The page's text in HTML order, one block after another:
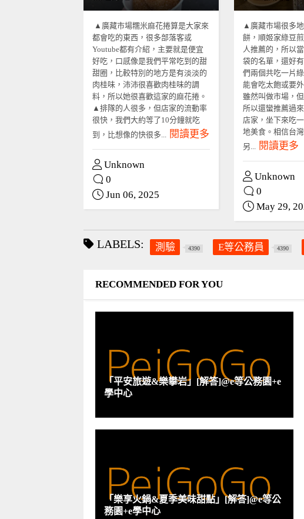
▲廣藏市場糯米麻花捲算是大家來
都會吃的東西，很多部落客或
Youtube都有介紹，主要就是便宜
好吃，口感像是我們平常吃到的甜
甜圈，比較特別的地方是有淡淡的
肉桂味，沛沛很喜歡肉桂味的調
料，所以她很喜歡這家的麻花捲。
▲排隊的人很多，但店家的流動率
很快，我們大約等了10分鐘就吃
到，比想像的快很多...
閱讀更多
Unknown
0
Jun 06, 2025
▲廣藏市場很多
餅，順姬家綠豆
人推薦的，所以
袋的名單，還好
們兩個共吃一片
能會吃太飽或要
雖然叫做市場，
所以還蠻推薦過
店家，坐下來吃
地美食。相信台
另...
閱讀更多
Unknown
0
May 29,
LABELS: 測驗 4390 E等公務員 4390
RECOMMENDED FOR YOU
「平安旅遊&樂攀岩」[解答]@e等公務園+e
學中心
「樂享火鍋&夏季美味甜點」[解答]@e等公
務園+e學中心